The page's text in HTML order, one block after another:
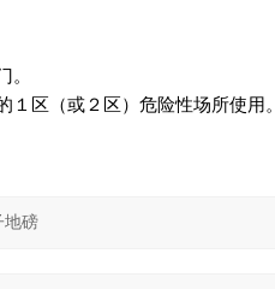
。
区（或２区）危险性场所使用。